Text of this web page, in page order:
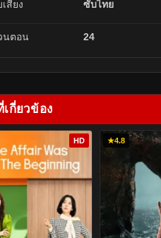
สียง ซับไทย
นตอน 24
กี่ยวข้อง
HD ★4.8